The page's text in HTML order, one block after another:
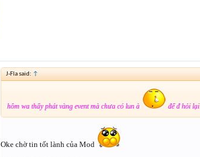
J-Fla said: ↑
hôm wa thấy phát vàng event mà chưa có lun à để đ hỏi lại
Oke chờ tin tốt lành của Mod